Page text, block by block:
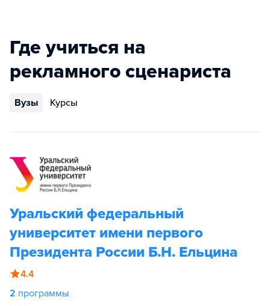
Где учиться на
рекламного сценариста
Вузы Курсы
Уральский федеральный
университет имени первого
Президента России Б.Н. Ельцина
4.4
2 программы